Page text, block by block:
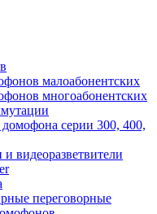
малоабонентских
многоабонентских
серии 300, 400,
видеоразветвители
переговорные